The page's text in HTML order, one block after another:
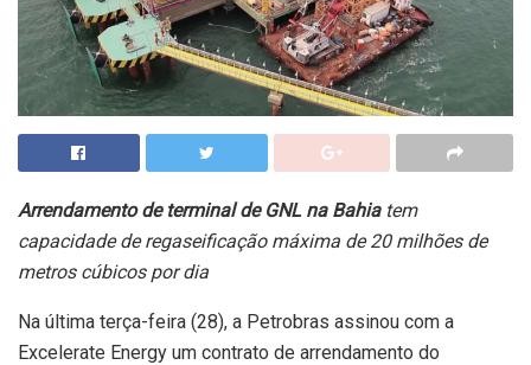
Arrendamento de terminal de GNL na Bahiatem
capacidade de regaseificação máxima de 20 milhões de
metros cúbicos por dia
Na última terça-feira (28), a Petrobras assinou com a
Excelerate Energy um contrato de arrendamento do